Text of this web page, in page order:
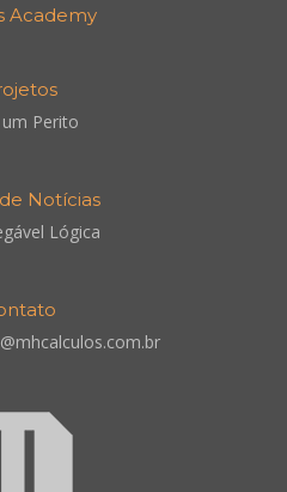
Academy
Perito
Notícias
Lógica